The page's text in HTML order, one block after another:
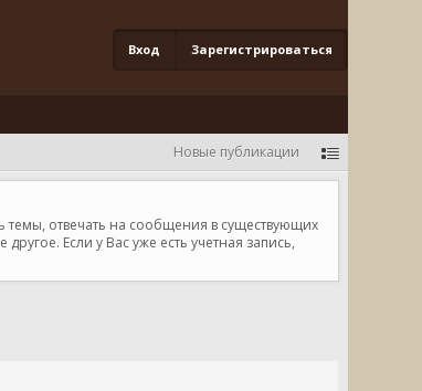
Вход Зарегистрироваться
Новые публикации
темы, отвечать на сообщения в существующих
Если у Вас уже есть учетная запись,